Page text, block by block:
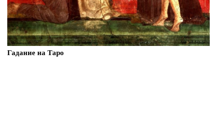
Гадание на Таро